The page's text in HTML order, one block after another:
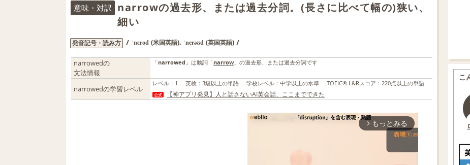
意味・対訳
narrowの過去形、または過去分詞。(長さに比べて幅の)狭い、
細い
発音記号・読み方 / ˈnɛrod (米国英語), ˈnerəʊd (英国英語) /
narrowedの
文法情報
「narrowed 」は動詞「narrow」の過去形、または過去分詞です
narrowedの学習レベル
レベル ： 1 英検 ： 3級以上の単語 学校レベル ： 中学以上の水準 TOEIC® L&Rスコア ： 220点以上の単語
公式 【神アプリ発見】人と話さないAI英会話、ここまでできた
arrow_forward_ios もっとみる
こ